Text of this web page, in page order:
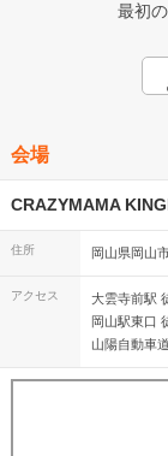
最初
会場
CRAZYMAMA
住所 岡山県岡山
アクセス
大雲寺前駅
岡山駅東口
山陽自動車